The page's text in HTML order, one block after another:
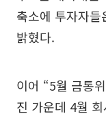
축소에 투자자
밝혔다.
이어 “5월 금통
진 가운데 4월